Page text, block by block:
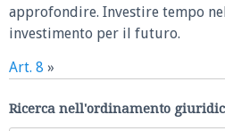
approfondire. Investire tempo
investimento per il futuro.
Art. 8 »
Ricerca nell'ordinamento